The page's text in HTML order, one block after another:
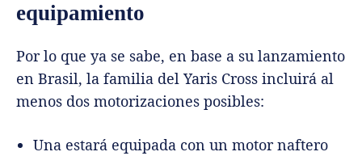
equipamiento
Por lo que ya se sabe, en base a su lanzamiento
en Brasil, la familia del Yaris Cross incluirá al
menos dos motorizaciones posibles:
Una estará equipada con un motor naftero